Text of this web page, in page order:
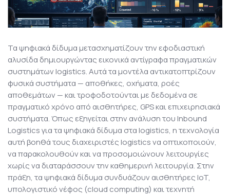
Τα ψηφιακά δίδυμα μετασχηματίζουν την εφοδιαστική
αλυσίδα δημιουργώντας εικονικά αντίγραφα πραγματικών
συστημάτων logistics. Αυτά τα μοντέλα αντικατοπτρίζουν
φυσικά συστήματα — αποθήκες, οχήματα, ροές
αποθεμάτων — και τροφοδοτούνται με δεδομένα σε
πραγματικό χρόνο από αισθητήρες, GPS και επιχειρησιακά
συστήματα. Όπως εξηγείται στην ανάλυση τουInbound
Logisticsγια τα ψηφιακά δίδυμα στα logistics, η τεχνολογία
αυτή βοηθά τους διαχειριστές logistics να οπτικοποιούν,
να παρακολουθούν και να προσομοιώνουν λειτουργίες
χωρίς να διαταράσσουν την καθημερινή λειτουργία. Στην
πράξη, τα ψηφιακά δίδυμα συνδυάζουν αισθητήρες IoT,
υπολογιστικό νέφος (cloud computing) και τεχνητή